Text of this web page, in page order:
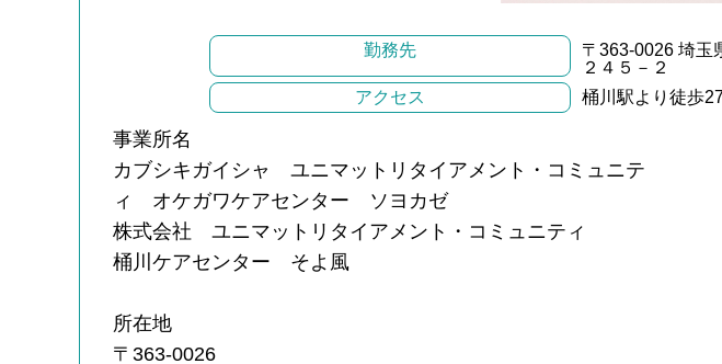
勤務先
〒363-0026 埼玉
２４５－２
アクセス
桶川駅より徒歩
事業所名
カブシキガイシャ ユニマットリタイアメント・コミュニテ
ィ オケガワケアセンター ソヨカゼ
株式会社 ユニマットリタイアメント・コミュニティ
桶川ケアセンター そよ風
所在地
〒363-0026